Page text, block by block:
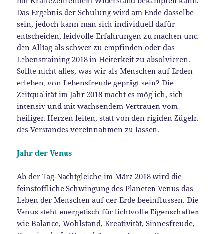
Das Ergebnis der Schulung wird am Ende dasselbe
sein, jedoch kann man sich individuell dafür
entscheiden, leidvolle Erfahrungen zu machen und
den Alltag als schwer zu empfinden oder das
Lebenstraining 2018 in Heiterkeit zu absolvieren.
Sollte nicht alles, was wir als Menschen auf Erden
erleben, von Lebensfreude geprägt sein? Die
Zeitqualität im Jahr 2018 macht es möglich, sich
intensiv und mit wachsendem Vertrauen vom
heiligen Herzen leiten, statt von den rigiden Zügeln
des Verstandes vereinnahmen zu lassen.
Jahr der Venus
Ab der Tag-Nachtgleiche im März 2018 wird die
feinstoffliche Schwingung des Planeten Venus das
Leben der Menschen auf der Erde beeinflussen. Die
Venus steht energetisch für lichtvolle Eigenschaften
wie Balance, Wohlstand, Kreativität, Sinnesfreude,